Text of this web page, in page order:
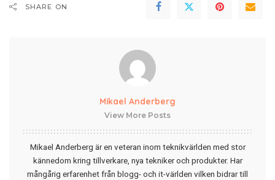
SHARE ON
Mikael Anderberg
View More Posts
Mikael Anderberg är en veteran inom teknikvärlden med stor
kännedom kring tillverkare, nya tekniker och produkter. Har
mångårig erfarenhet från blogg- och it-världen vilken bidrar till